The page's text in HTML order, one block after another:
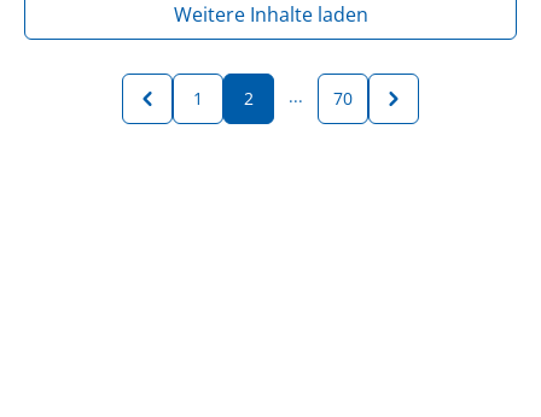
Weitere Inhalte laden
1 2 ... 70